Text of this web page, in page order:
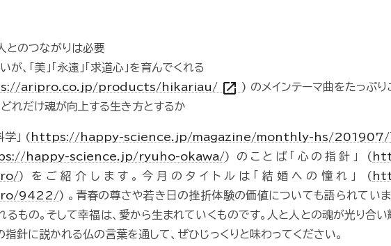
とのつながりは必要
「美」「永遠」「求道心」を育んでくれる
aripro.co.jp/products/hikariau/ open_in_new ) のメインテーマ曲をたっぷり
れだけ魂が向上する生き方とするか
」 ( https://happy-science.jp/magazine/monthly-hs/201907/
happy-science.jp/ryuho-okawa/) のことば「心の指針」 (
) をご紹介します。今月のタイトルは「結婚への憧れ」 (
9422/) 。青春の尊さや若き日の挫折体験の価値についても語られていま
るもの。そして幸福は、愛から生まれていくものです。人と人との魂が光り合
針に説かれる仏の言葉を通して、ぜひじっくりと味わってください。